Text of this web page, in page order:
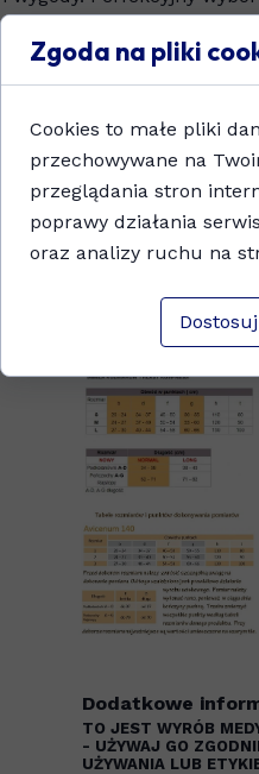
okazje, gwarantujący
Dodatkowe
TO JEST WYRÓB
- UŻYWAJ GO
UŻYWANIA LUB
Zgoda na pliki
Cookies to małe pliki
przechowywane na
przeglądania stron
poprawy działania
oraz analizy ruchu na
Dostosuj